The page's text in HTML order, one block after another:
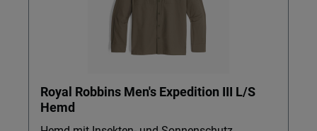
Royal Robbins Men's Expedition III L/S
Hemd